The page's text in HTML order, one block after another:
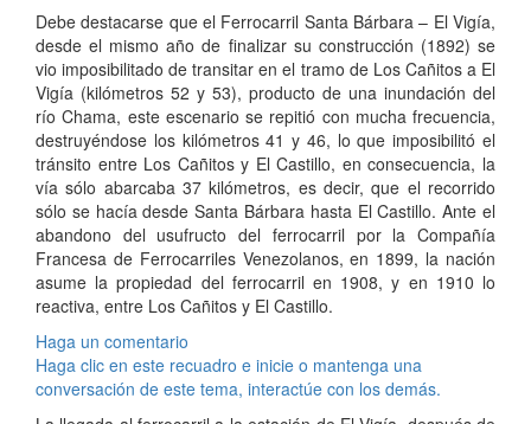
Debe destacarse que el Ferrocarril Santa Bárbara – El Vigía,
desde el mismo año de finalizar su construcción (1892) se
vio imposibilitado de transitar en el tramo de Los Cañitos a El
Vigía (kilómetros 52 y 53), producto de una inundación del
río Chama, este escenario se repitió con mucha frecuencia,
destruyéndose los kilómetros 41 y 46, lo que imposibilitó el
tránsito entre Los Cañitos y El Castillo, en consecuencia, la
vía sólo abarcaba 37 kilómetros, es decir, que el recorrido
sólo se hacía desde Santa Bárbara hasta El Castillo. Ante el
abandono del usufructo del ferrocarril por la Compañía
Francesa de Ferrocarriles Venezolanos, en 1899, la nación
asume la propiedad del ferrocarril en 1908, y en 1910 lo
reactiva, entre Los Cañitos y El Castillo.
Haga un comentario
Haga clic en este recuadro e inicie o mantenga una
conversación de este tema, interactúe con los demás.